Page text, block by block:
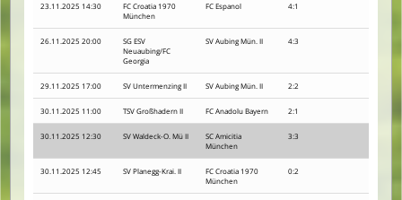
23.11.2025 14:30
FC Croatia 1970
München
FC Espanol 4:1
26.11.2025 20:00
SG ESV
Neuaubing/FC
Georgia
SV Aubing Mün. II 4:3
29.11.2025 17:00 SV Untermenzing II SV Aubing Mün. II 2:2
30.11.2025 11:00 TSV Großhadern II FC Anadolu Bayern 2:1
30.11.2025 12:30 SV Waldeck-O. Mü II
SC Amicitia
München
3:3
30.11.2025 12:45 SV Planegg-Krai. II
FC Croatia 1970
München
0:2